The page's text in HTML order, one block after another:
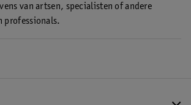
van artsen, specialisten of andere
professionals.